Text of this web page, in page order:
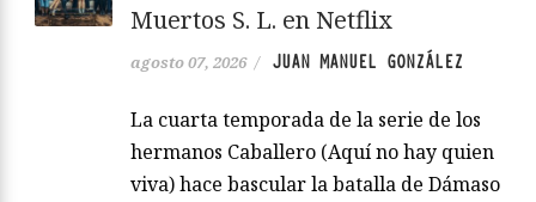
Muertos S. L. en Netflix
agosto 07, 2026 / JUAN MANUEL GONZÁLEZ
La cuarta temporada de la serie de los
hermanos Caballero (Aquí no hay quien
viva) hace bascular la batalla de Dámaso